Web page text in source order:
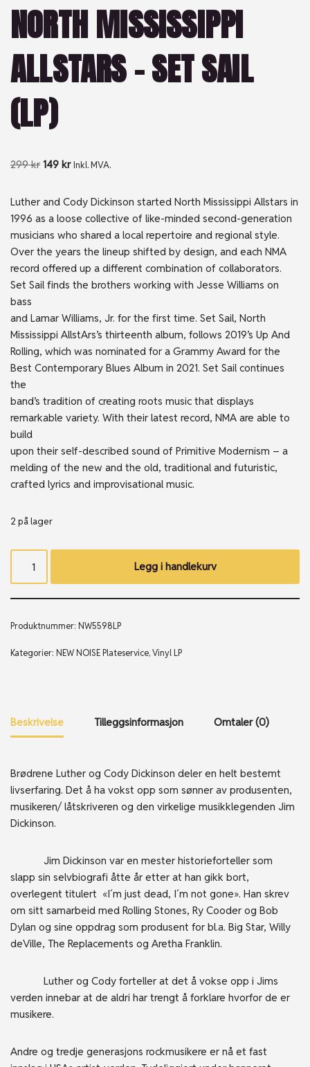
NORTH MISSISSIPPI
ALLSTARS – SET SAIL
(LP)
299kr 149 kr Inkl. MVA.
Luther and Cody Dickinson started North Mississippi Allstars in
1996 as a loose collective of like-minded second-generation
musicians who shared a local repertoire and regional style.
Over the years the lineup shifted by design, and each NMA
record offered up a different combination of collaborators.
Set Sail finds the brothers working with Jesse Williams on
bass
and Lamar Williams, Jr. for the first time. Set Sail, North
Mississippi AllstArs’s thirteenth album, follows 2019’s Up And
Rolling, which was nominated for a Grammy Award for the
Best Contemporary Blues Album in 2021. Set Sail continues
the
band’s tradition of creating roots music that displays
remarkable variety. With their latest record, NMA are able to
build
upon their self-described sound of Primitive Modernism – a
melding of the new and the old, traditional and futuristic,
crafted lyrics and improvisational music.
2 på lager
Legg i handlekurv
Produktnummer: NW5598LP
Kategorier: NEW NOISE Plateservice,Vinyl LP
Beskrivelse Tilleggsinformasjon Omtaler (0)
Brødrene Luther og Cody Dickinson deler en helt bestemt
livserfaring. Det å ha vokst opp som sønner av produsenten,
musikeren/ låtskriveren og den virkelige musikklegenden Jim
Dickinson.
Jim Dickinson var en mester historieforteller som
slapp sin selvbiografi åtte år etter at han gikk bort,
overlegent titulert «I´m just dead, I´m not gone». Han skrev
om sitt samarbeid med Rolling Stones, Ry Cooder og Bob
Dylan og sine oppdrag som produsent for bl.a. Big Star, Willy
deVille, The Replacements og Aretha Franklin.
Luther og Cody forteller at det å vokse opp i Jims
verden innebar at de aldri har trengt å forklare hvorfor de er
musikere.
Andre og tredje generasjons rockmusikere er nå et fast